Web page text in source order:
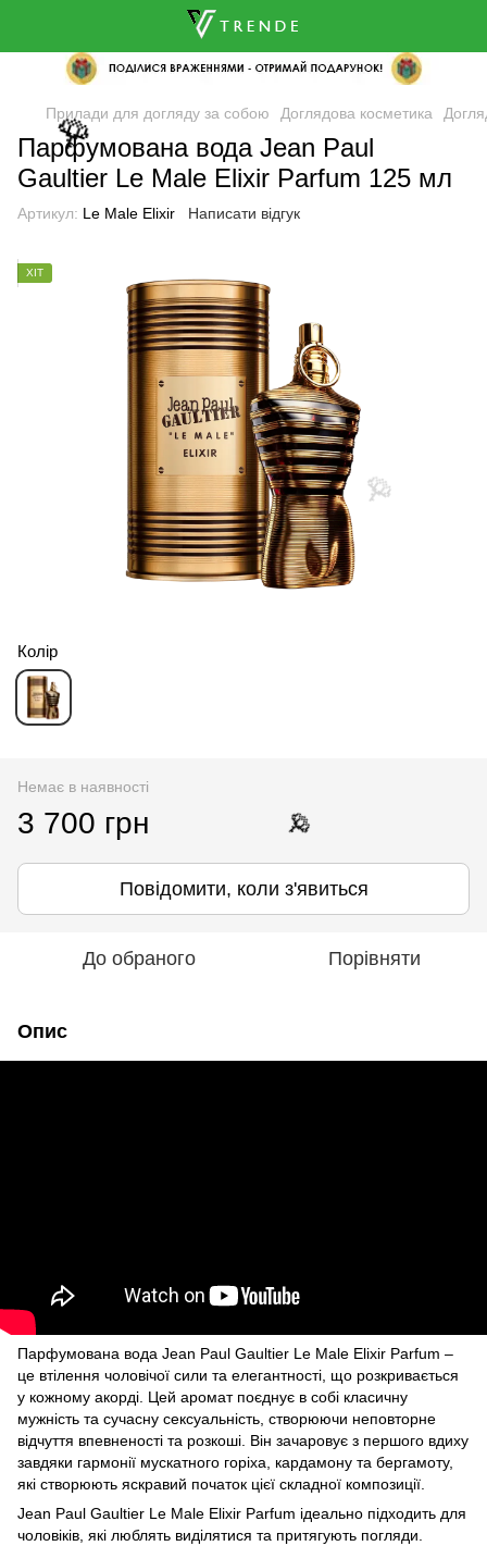
Прилади для догляду за собою Доглядова косметика
Парфумована вода Jean Paul
Gaultier Le Male Elixir Parfum 125 мл
Артикул: Le Male Elixir Написати відгук
ХІТ
Колір
Немає в наявності
3 700 грн
Повідомити, коли з'явиться
До обраного Порівняти
Опис
Парфумована вода Jean Paul Gaultier Le Male Elixir Parfum –
це втілення чоловічої сили та елегантності, що розкривається
у кожному акорді. Цей аромат поєднує в собі класичну
мужність та сучасну сексуальність, створюючи неповторне
відчуття впевненості та розкоші. Він зачаровує з першого вдиху
завдяки гармонії мускатного горіха, кардамону та бергамоту,
які створюють яскравий початок цієї складної композиції.
Jean Paul Gaultier Le Male Elixir Parfum ідеально підходить для
чоловіків, які люблять виділятися та притягують погляди.
🌹